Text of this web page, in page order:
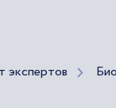
экспертов